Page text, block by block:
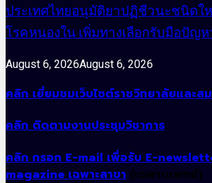
ประเทศไทยอนุมัติยาปฏิชีวนะชนิดใ
โรคหนองใน เพิ่มทางเลือกรับมือปัญ
August 6, 2026August 6, 2026
คลิก เยี่ยมชมเว็บไซต์ราชวิทยาลัยและ
คลิก ติดตามงานประชุมวิชาการ
คลิก กรอก E-mail เพื่อรับ E-
magazine เฉพาะสาขา (เฉพาะแพทย์)